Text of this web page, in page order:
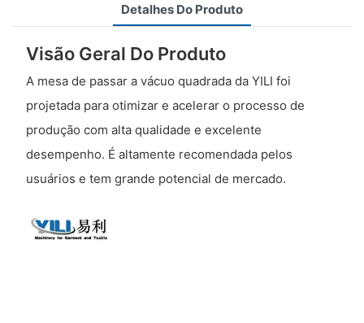
Detalhes Do Produto
Visão Geral Do Produto
A mesa de passar a vácuo quadrada da YILI foi
projetada para otimizar e acelerar o processo de
produção com alta qualidade e excelente
desempenho. É altamente recomendada pelos
usuários e tem grande potencial de mercado.